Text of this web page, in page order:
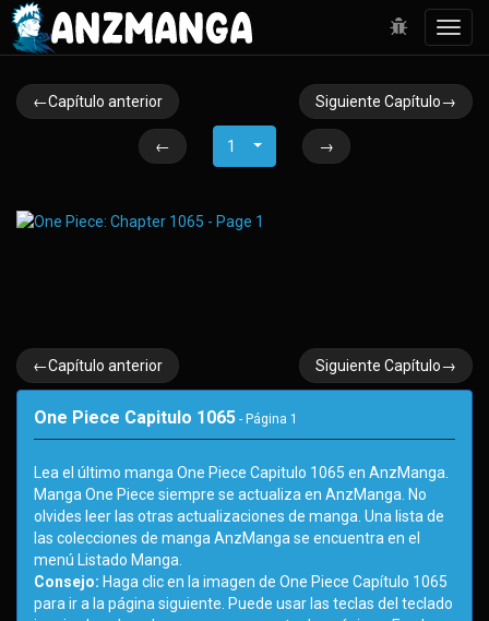
←Capítulo anterior Siguiente Capítulo→
← 1 →
←Capítulo anterior Siguiente Capítulo→
One Piece Capitulo 1065 - Página 1
Lea el último manga One Piece Capitulo 1065 en AnzManga.
Manga One Piece siempre se actualiza en AnzManga. No
olvides leer las otras actualizaciones de manga. Una lista de
las colecciones de manga AnzManga se encuentra en el
menú Listado Manga.
Consejo: Haga clic en la imagen de One Piece Capítulo 1065
para ir a la página siguiente. Puede usar las teclas del teclado